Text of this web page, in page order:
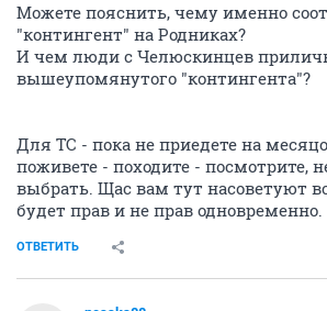
Можете пояснить, чему именно
"контингент" на Родниках?
И чем люди с Челюскинцев
вышеупомянутого "контингента"?
Для ТС - пока не приедете на
поживете - походите - посмотрите,
выбрать. Щас вам тут насоветуют
будет прав и не прав одновременно.
ОТВЕТИТЬ